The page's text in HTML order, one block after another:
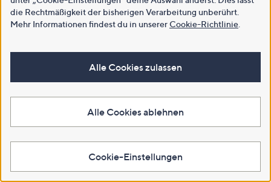
die Rechtmäßigkeit der bisherigen Verarbeitung unberührt.
Mehr Informationen findest du in unsererCookie-Richtlinie
Alle Cookies zulassen
Alle Cookies ablehnen
Cookie-Einstellungen